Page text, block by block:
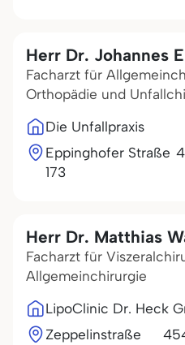
Herr Dr. Johannes
Facharzt für
Orthopädie und
Die Unfallpraxis
Eppinghofer Straße
173
Herr Dr. Matthias
Facharzt für
Allgemeinchirurgie
LipoClinic Dr. Heck
Zeppelinstraße